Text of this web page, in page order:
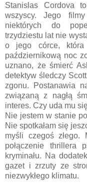
Stanislas Cordova
wszyscy. Jego
niektórych do
trzydziestu lat nie
o jego córce,
październikową noc
uznano, że śmierć
detektyw śledczy
zgonu. Postanawia
związaną z nagłą
interes. Czy uda mu
Nie jestem w stanie
Nie spotkałam się
myśli czegoś złego.
połączenie thrillera
kryminału. Na
gazet i zrzuty ze
niezwykłego klimatu.